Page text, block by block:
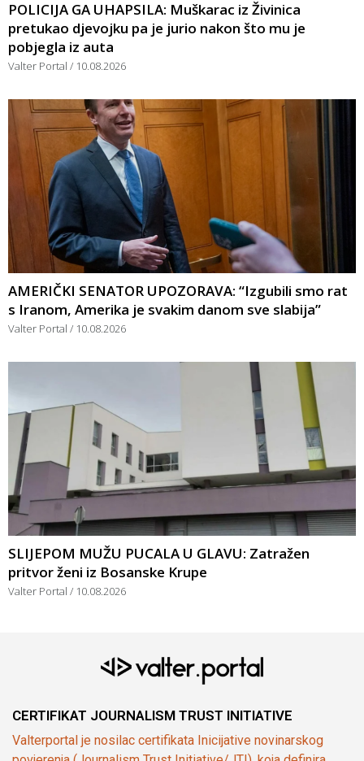
POLICIJA GA UHAPSILA: Muškarac iz Živinica
pretukao djevojku pa je jurio nakon što mu je
pobjegla iz auta
Valter Portal 10.08.2026
AMERIČKI SENATOR UPOZORAVA: “Izgubili smo rat
s Iranom, Amerika je svakim danom sve slabija”
Valter Portal 10.08.2026
SLIJEPOM MUŽU PUCALA U GLAVU: Zatražen
pritvor ženi iz Bosanske Krupe
Valter Portal 10.08.2026
CERTIFIKAT JOURNALISM TRUST INITIATIVE
Valterportal je nosilac certifikata Inicijative novinarskog